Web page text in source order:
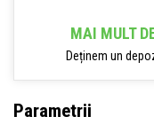
MAI MULT
Deținem un
Parametrii